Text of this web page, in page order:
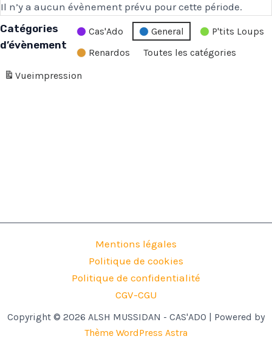
Il n’y a aucun évènement prévu pour cette période.
Catégories
d’évènement
Cas'Ado General
P'tits Loups
Renardos
Toutes les catégories
Vueimpression
Mentions légales
Politique de cookies
Politique de confidentialité
CGV-CGU
Copyright © 2026 ALSH MUSSIDAN - CAS'ADO | Powered by
Thème WordPress Astra